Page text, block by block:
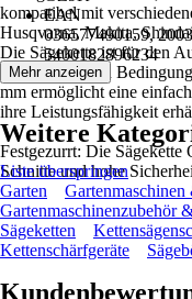
EAN
036577490159,
5400182896234
kompatibel mit
Husqvarna, Makita,
Die Sägekette ist für den
anspruchsvollen
mm ermöglicht eine
ihre Leistungsfähigkeit
Festgezurrt: Die
Schnitte und hohe
Mehr anzeigen
Weitere
Liste überspringen
Garten
Gartenmaschinenzubehör
Sägeketten
Kettenschärfgeräte